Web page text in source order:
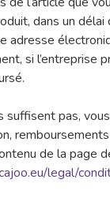
dans un
adresse
si l’entreprise
suffisent pas,
de la page
legal/